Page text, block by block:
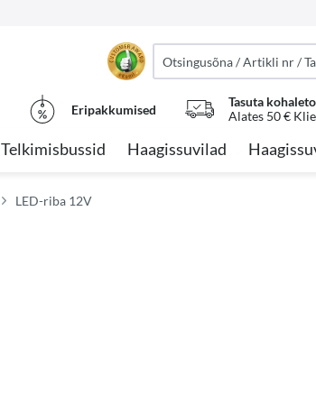
Eripakkumised
Tasuta
Alates 50 €
Telkimisbussid Haagissuvilad
LED-riba 12V